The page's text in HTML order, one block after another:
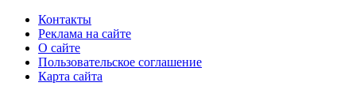
Контакты
Реклама на сайте
О сайте
Пользовательское соглашение
Карта сайта